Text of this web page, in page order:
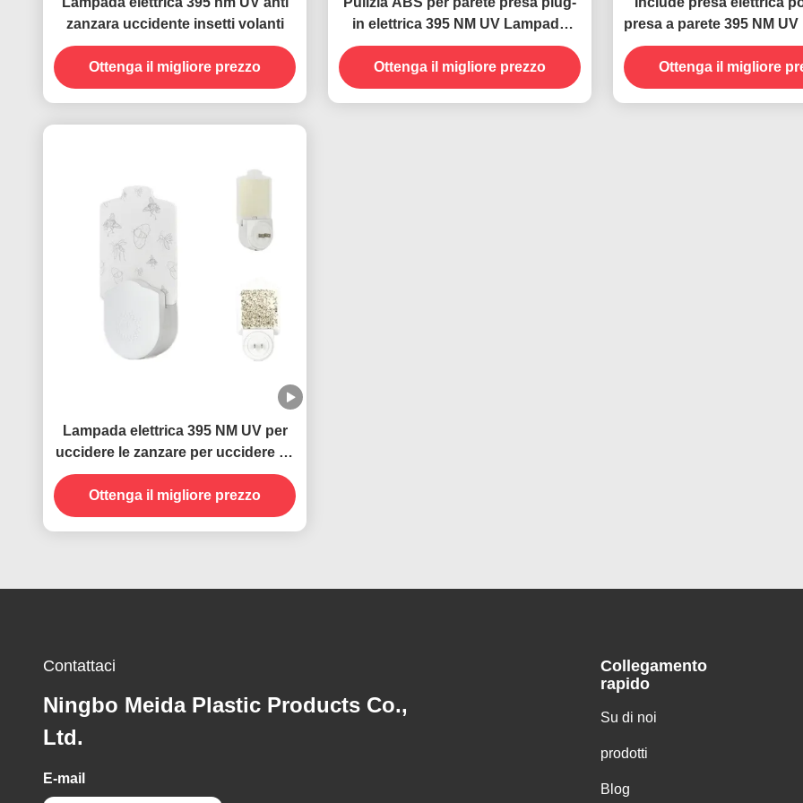
zanzara uccidente insetti volanti
Ottenga il migliore prezzo
in elettrica 395 NM UV Lampada
anti zanzara Insect killer trappola
volante
Ottenga il migliore prezzo
presa a parete 395 NM UV
anti zanzara Controllo
ed efficace degli
Ottenga il migliore
Lampada elettrica 395 NM UV per
uccidere le zanzare per uccidere gli
insetti volanti
Ottenga il migliore prezzo
Contattaci
Ningbo Meida Plastic Products Co.,
Ltd.
E-mail
Collegamento
rapido
Su di noi
prodotti
Blog